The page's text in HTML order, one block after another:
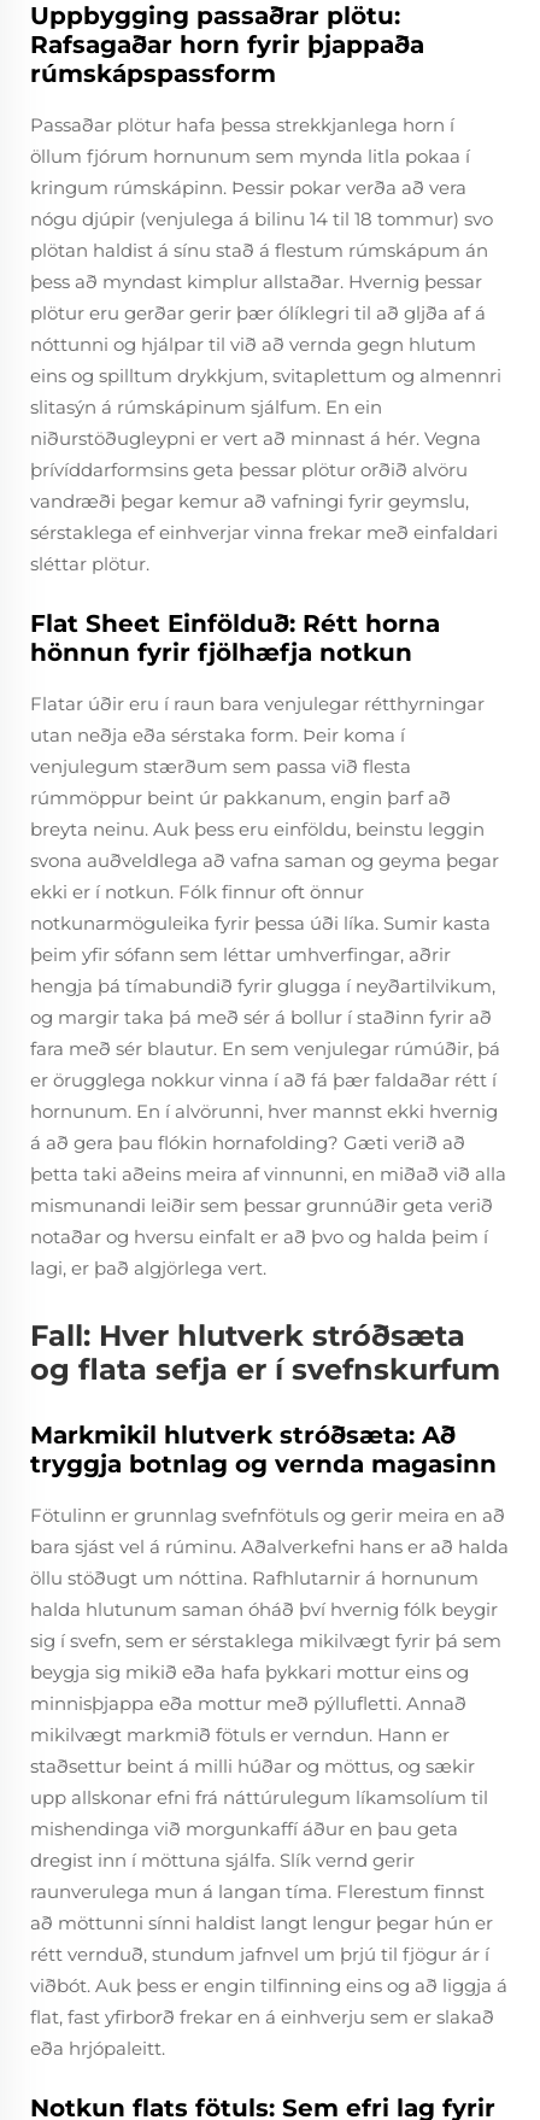
Uppbygging passaðrar plötu:
Rafsagaðar horn fyrir þjappaða
rúmskápspassform
Passaðar plötur hafa þessa strekkjanlega horn í
öllum fjórum hornunum sem mynda litla pokaa í
kringum rúmskápinn. Þessir pokar verða að vera
nógu djúpir (venjulega á bilinu 14 til 18 tommur) svo
plötan haldist á sínu stað á flestum rúmskápum án
þess að myndast kimplur allstaðar. Hvernig þessar
plötur eru gerðar gerir þær ólíklegri til að gljða af á
nóttunni og hjálpar til við að vernda gegn hlutum
eins og spilltum drykkjum, svitaplettum og almennri
slitasýn á rúmskápinum sjálfum. En ein
niðurstöðugleypni er vert að minnast á hér. Vegna
þrívíddarformsins geta þessar plötur orðið alvöru
vandræði þegar kemur að vafningi fyrir geymslu,
sérstaklega ef einhverjar vinna frekar með einfaldari
sléttar plötur.
Flat Sheet Einfölduð: Rétt horna
hönnun fyrir fjölhæfja notkun
Flatar úðir eru í raun bara venjulegar rétthyrningar
utan neðja eða sérstaka form. Þeir koma í
venjulegum stærðum sem passa við flesta
rúmmöppur beint úr pakkanum, engin þarf að
breyta neinu. Auk þess eru einföldu, beinstu leggin
svona auðveldlega að vafna saman og geyma þegar
ekki er í notkun. Fólk finnur oft önnur
notkunarmöguleika fyrir þessa úði líka. Sumir kasta
þeim yfir sófann sem léttar umhverfingar, aðrir
hengja þá tímabundið fyrir glugga í neyðartilvikum,
og margir taka þá með sér á bollur í staðinn fyrir að
fara með sér blautur. En sem venjulegar rúmúðir, þá
er örugglega nokkur vinna í að fá þær faldaðar rétt í
hornunum. En í alvörunni, hver mannst ekki hvernig
á að gera þau flókin hornafolding? Gæti verið að
þetta taki aðeins meira af vinnunni, en miðað við alla
mismunandi leiðir sem þessar grunnúðir geta verið
notaðar og hversu einfalt er að þvo og halda þeim í
lagi, er það algjörlega vert.
Fall: Hver hlutverk stróðsæta
og flata sefja er í svefnskurfum
Markmikil hlutverk stróðsæta: Að
tryggja botnlag og vernda magasinn
Fötulinn er grunnlag svefnfötuls og gerir meira en að
bara sjást vel á rúminu. Aðalverkefni hans er að halda
öllu stöðugt um nóttina. Rafhlutarnir á hornunum
halda hlutunum saman óháð því hvernig fólk beygir
sig í svefn, sem er sérstaklega mikilvægt fyrir þá sem
beygja sig mikið eða hafa þykkari mottur eins og
minnisþjappa eða mottur með pýllufletti. Annað
mikilvægt markmið fötuls er verndun. Hann er
staðsettur beint á milli húðar og möttus, og sækir
upp allskonar efni frá náttúrulegum líkamsolíum til
mishendinga við morgunkaffí áður en þau geta
dregist inn í möttuna sjálfa. Slík vernd gerir
raunverulega mun á langan tíma. Flerestum finnst
að möttunni sínni haldist langt lengur þegar hún er
rétt vernduð, stundum jafnvel um þrjú til fjögur ár í
viðbót. Auk þess er engin tilfinning eins og að liggja á
flat, fast yfirborð frekar en á einhverju sem er slakað
eða hrjópaleitt.
Notkun flats fötuls: Sem efri lag fyrir